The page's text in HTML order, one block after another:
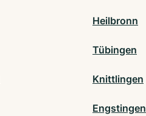
Heilbronn
Tübingen
Knittlingen
Engstingen